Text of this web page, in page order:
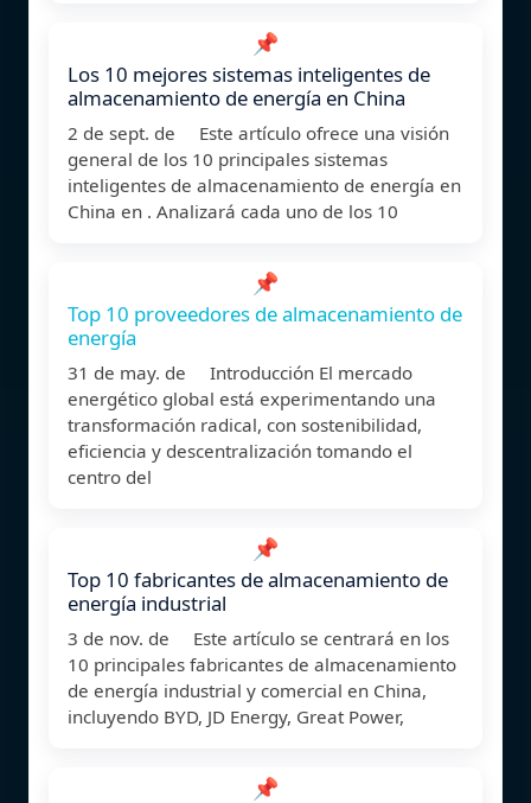
📌
Los 10 mejores sistemas inteligentes de
almacenamiento de energía en China
2 de sept. de Este artículo ofrece una visión
general de los 10 principales sistemas
inteligentes de almacenamiento de energía en
China en . Analizará cada uno de los 10
📌
Top 10 proveedores de almacenamiento de
energía
31 de may. de Introducción El mercado
energético global está experimentando una
transformación radical, con sostenibilidad,
eficiencia y descentralización tomando el
centro del
📌
Top 10 fabricantes de almacenamiento de
energía industrial
3 de nov. de Este artículo se centrará en los
10 principales fabricantes de almacenamiento
de energía industrial y comercial en China,
incluyendo BYD, JD Energy, Great Power,
📌